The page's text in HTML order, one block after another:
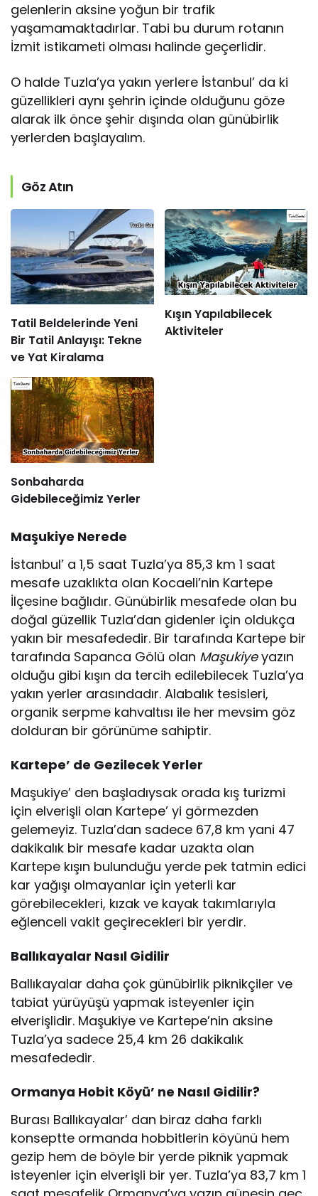
gelenlerin aksine yoğun bir trafik
yaşamamaktadırlar. Tabi bu durum rotanın
İzmit istikameti olması halinde geçerlidir.
O halde Tuzla’ya yakın yerlere İstanbul’ da ki
güzellikleri aynı şehrin içinde olduğunu göze
alarak ilk önce şehir dışında olan günübirlik
yerlerden başlayalım.
Göz Atın
Tatil Beldelerinde Yeni
Bir Tatil Anlayışı: Tekne
ve Yat Kiralama
Kışın Yapılabilecek
Aktiviteler
Sonbaharda
Gidebileceğimiz Yerler
Maşukiye Nerede
İstanbul’ a 1,5 saat Tuzla’ya 85,3 km 1 saat
mesafe uzaklıkta olan Kocaeli’nin Kartepe
İlçesine bağlıdır. Günübirlik mesafede olan bu
doğal güzellik Tuzla’dan gidenler için oldukça
yakın bir mesafededir. Bir tarafında Kartepe bir
tarafında Sapanca Gölü olan Maşukiyeyazın
olduğu gibi kışın da tercih edilebilecek Tuzla’ya
yakın yerler arasındadır. Alabalık tesisleri,
organik serpme kahvaltısı ile her mevsim göz
dolduran bir görünüme sahiptir.
Kartepe’ de Gezilecek Yerler
Maşukiye’ den başladıysak orada kış turizmi
için elverişli olan Kartepe’ yi görmezden
gelemeyiz. Tuzla’dan sadece 67,8 km yani 47
dakikalık bir mesafe kadar uzakta olan
Kartepe kışın bulunduğu yerde pek tatmin edici
kar yağışı olmayanlar için yeterli kar
görebilecekleri, kızak ve kayak takımlarıyla
eğlenceli vakit geçirecekleri bir yerdir.
Ballıkayalar Nasıl Gidilir
Ballıkayalar daha çok günübirlik piknikçiler ve
tabiat yürüyüşü yapmak isteyenler için
elverişlidir. Maşukiye ve Kartepe’nin aksine
Tuzla’ya sadece 25,4 km 26 dakikalık
mesafededir.
Ormanya Hobit Köyü’ ne Nasıl Gidilir?
Burası Ballıkayalar’ dan biraz daha farklı
konseptte ormanda hobbitlerin köyünü hem
gezip hem de böyle bir yerde piknik yapmak
isteyenler için elverişli bir yer. Tuzla’ya 83,7 km 1